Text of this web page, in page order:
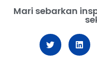
Mari sebarkan